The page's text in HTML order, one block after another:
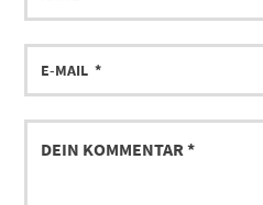
E-
MAIL
DEIN
KOMMENTAR